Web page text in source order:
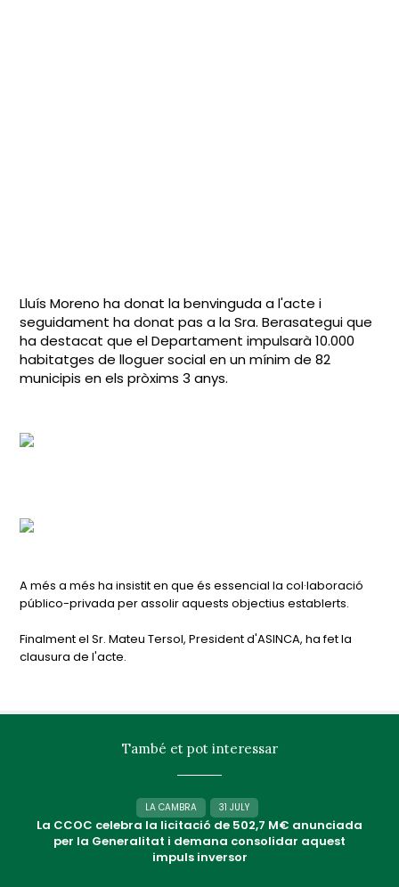
Lluís Moreno ha donat la benvinguda a l'acte i
seguidament ha donat pas a la Sra. Berasategui que
ha destacat que el Departament impulsarà 10.000
habitatges de lloguer social en un mínim de 82
municipis en els pròxims 3 anys.
A més a més ha insistit en que és essencial la col·laboració
público-privada per assolir aquests objectius establerts.
Finalment el Sr. Mateu Tersol, President d'ASINCA, ha fet la
clausura de l'acte.
També et pot interessar
LA CAMBRA 31 JULY
La CCOC celebra la licitació de 502,7 M€ anunciada
per la Generalitat i demana consolidar aquest
impuls inversor